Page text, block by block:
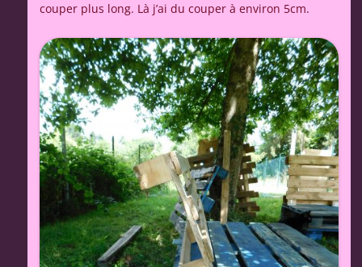
couper plus long. Là j’ai du couper à environ 5cm.